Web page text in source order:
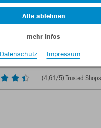
(4,61/5) Trusted Shops
Alle ablehnen
mehr Infos
Datenschutz
Impressum